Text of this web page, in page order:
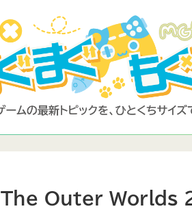
The Outer Worlds